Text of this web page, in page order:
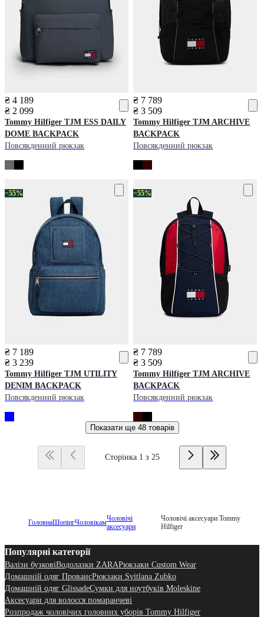
₴ 4 189
₴ 2 099
Tommy Hilfiger TJM ESS DAILY
DOME BACKPACK
Повсякденний рюкзак
₴ 7 789
₴ 3 509
Tommy Hilfiger TJM ARCHIVE
BACKPACK
Повсякденний рюкзак
−55%
₴ 7 189
₴ 3 239
Tommy Hilfiger TJM UTILITY
DENIM BACKPACK
Повсякденний рюкзак
−55%
₴ 7 789
₴ 3 509
Tommy Hilfiger TJM ARCHIVE
BACKPACK
Повсякденний рюкзак
Показати ще 48 товарів
Сторінка 1 з 25
ГоловнаШопінгЧоловікамЧоловічі
аксесуари
Чоловічі аксесуари Tommy
Hilfiger
Популярні категорії
Валізи бузковіВодолазки ZARAРюкзаки Custom Wear
Домашній одяг ПровансРюкзаки Svitlana Zubko
Домашній одяг GlissadeСумки для ноутбуків Moleskine
Аксесуари для волосся помаранчеві
Розпродаж чоловічих головних уборів Tommy Hilfiger